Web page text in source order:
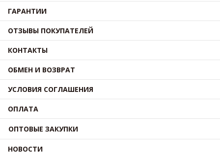
ГАРАНТИИ
ОТЗЫВЫ ПОКУПАТЕЛЕЙ
КОНТАКТЫ
ОБМЕН И ВОЗВРАТ
УСЛОВИЯ СОГЛАШЕНИЯ
ОПЛАТА
ОПТОВЫЕ ЗАКУПКИ
НОВОСТИ